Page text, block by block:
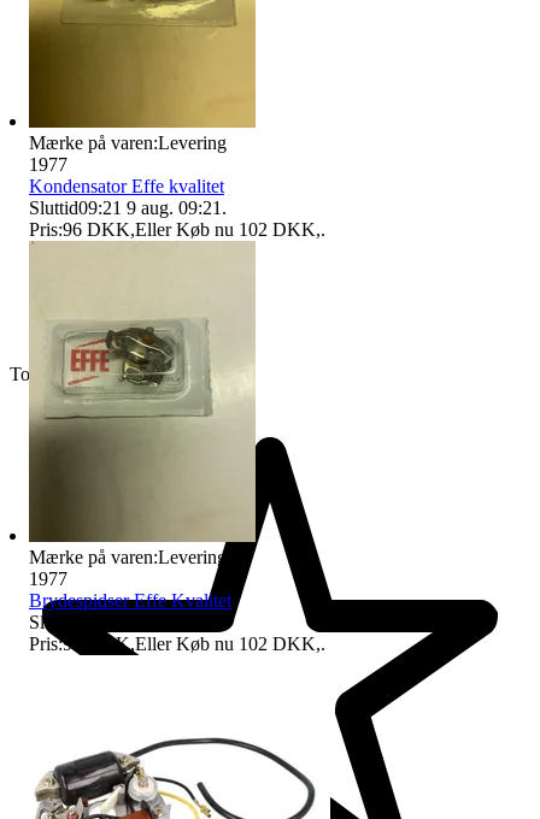
Topsælger
Mærke på varen:Levering
1977
Kondensator Effe kvalitet
Sluttid09:21 9 aug. 09:21 .
Pris:96 DKK,Eller Køb nu 102 DKK,.
Mærke på varen:Levering
1977
Brydespidser Effe Kvalitet
Sluttid
Pris:96 DKK,Eller Køb nu 102 DKK,.